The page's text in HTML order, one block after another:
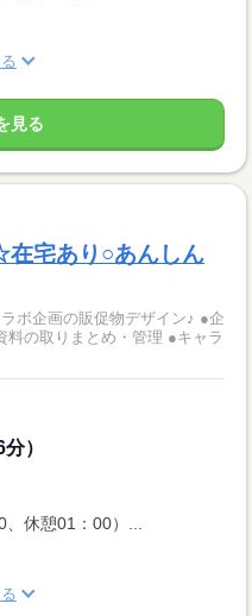
見る
在宅あり○あんしん
ボ企画の販促物デザイン♪ ●企
の取りまとめ・管理 ●キャラ
）
休憩01：00）...